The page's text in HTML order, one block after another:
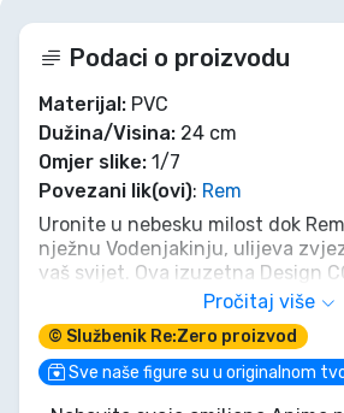
Podaci o proizvodu
Materijal: PVC
Dužina/Visina: 24 cm
Omjer slike: 1/7
Povezani lik(ovi): Rem
Uronite u nebesku milost dok
nježnu Vodenjakinju, ulijeva
vaš svijet. Ova izuzetna Design
mjerilu 1/7 nadilazi puki
ona je dinamična kaskada
zvjezdane svjetlosti, šaputano
započinjanja života iznova,
Poželite dobrodošlicu ovoj 24
Pročitaj više
© Službenik Re:Zero proizvod
Sve naše figure su u originalnom